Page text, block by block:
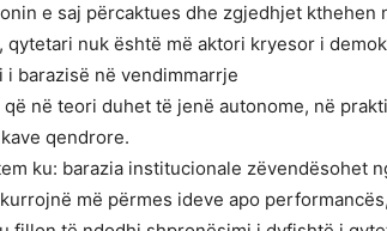
e saj përcaktues dhe zgjedhjet
qytetari nuk është më aktori kryesor i
i barazisë në vendimmarrje
në teori duhet të jenë autonome, në
qendrore.
ku: barazia institucionale zëvendësohet
më përmes ideve apo